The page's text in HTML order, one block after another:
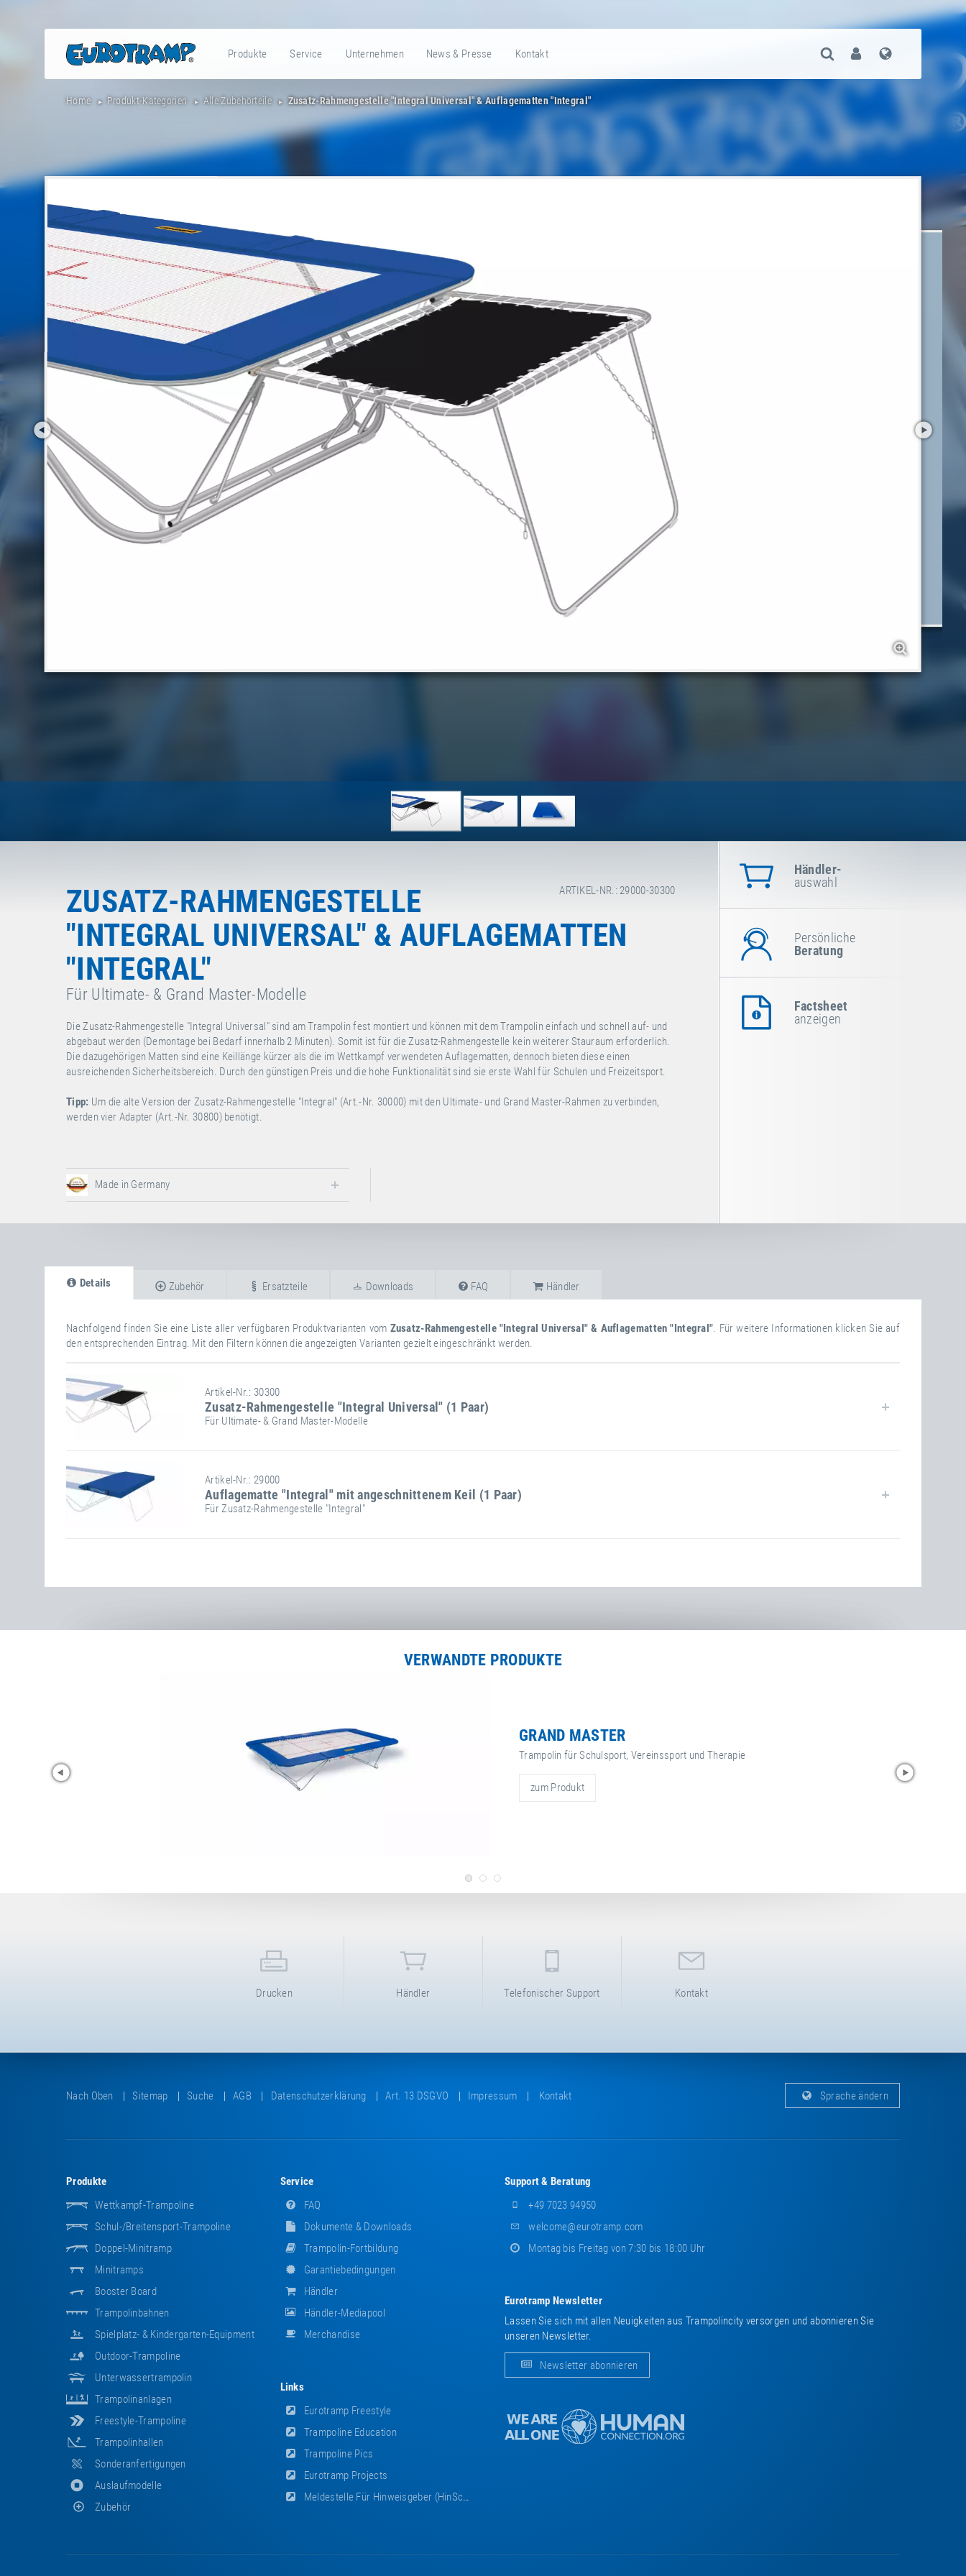
Produkte Service Unternehmen News & Presse Kontakt Suche Öffnen
User Sprache
Home Produkt-Kategorien Alle Zubehörteile Zusatz-Rahmengestelle "Integral Universal" & Auflagematten "Integral"
ARTIKEL-NR.: 29000-30300
ZUSATZ-RAHMENGESTELLE
"INTEGRAL UNIVERSAL" & AUFLAGEMATTEN
"INTEGRAL"
Für Ultimate- & Grand Master-Modelle
Die Zusatz-Rahmengestelle "Integral Universal" sind am Trampolin fest montiert und können mit dem Trampolin einfach und schnell auf- und
abgebaut werden (Demontage bei Bedarf innerhalb 2 Minuten). Somit ist für die Zusatz-Rahmengestelle kein weiterer Stauraum erforderlich.
Die dazugehörigen Matten sind eine Keillänge kürzer als die im Wettkampf verwendeten Auflagematten, dennoch bieten diese einen
ausreichenden Sicherheitsbereich. Durch den günstigen Preis und die hohe Funktionalität sind sie erste Wahl für Schulen und Freizeitsport.
Tipp: Um die alte Version der Zusatz-Rahmengestelle "Integral" (Art.-Nr. 30000) mit den Ultimate- und Grand Master-Rahmen zu verbinden,
werden vier Adapter (Art.-Nr. 30800)benötigt.
Made in Germany
Händler-
auswahl
Persönliche
Beratung
Factsheet
anzeigen
Details
Nachfolgend finden Sie eine Liste aller verfügbaren Produktvarianten vom Zusatz-Rahmengestelle "Integral Universal" & Auflagematten "Integral". Für weitere Informationen klicken Sie auf
den entsprechenden Eintrag. Mit den Filtern können die angezeigten Varianten gezielt eingeschränkt werden.
Artikel-Nr.: 30300
Zusatz-Rahmengestelle "Integral Universal" (1 Paar)
Für Ultimate- & Grand Master-Modelle
Stand-/Einbaumaße:
145 cm
220 cm
Länge 145 cm
Artikel-Nr.: 29000
Auflagematte "Integral" mit angeschnittenem Keil (1 Paar)
Für Zusatz-Rahmengestelle "Integral"
Länge 300 cm
Zubehör Ersatzteile Downloads FAQ Händler
VERWANDTE PRODUKTE
GRAND MASTER
Trampolin für Schulsport, Vereinssport und Therapie
zum Produkt
Drucken Händler Telefonischer Support Kontakt
Nach Oben Sitemap Suche AGB Datenschutzerklärung Art. 13 DSGVO Impressum Kontakt Sprache ändern
Produkte
Wettkampf-Trampoline
Schul-/Breitensport-Trampoline
Doppel-Minitramp
Minitramps
Booster Board
Trampolinbahnen
Spielplatz- & Kindergarten-Equipment
Outdoor-Trampoline
Unterwassertrampolin
Trampolinanlagen
Freestyle-Trampoline
Trampolinhallen
Sonderanfertigungen
Auslaufmodelle
Zubehör
Service
FAQ
Dokumente & Downloads
Trampolin-Fortbildung
Garantiebedingungen
Händler
Händler-Mediapool
Merchandise
Links
Eurotramp Freestyle
Trampoline Education
Trampoline Pics
Eurotramp Projects
Meldestelle Für Hinweisgeber (HinSchG)
Support & Beratung
+49 7023 94950
welcome@eurotramp.com
Montag bis Freitag von 7:30 bis 18:00 Uhr
Eurotramp Newsletter
Lassen Sie sich mit allen Neuigkeiten aus Trampolincity versorgen und abonnieren Sie
unseren Newsletter.
Newsletter abonnieren